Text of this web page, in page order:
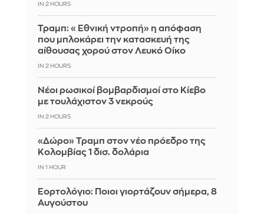
IN 2 HOURS
Τραμπ: «Εθνική ντροπή» η απόφαση
που μπλοκάρει την κατασκευή της
αίθουσας χορού στον Λευκό Οίκο
IN 2 HOURS
Νέοι ρωσικοί βομβαρδισμοί στο Κίεβο
με τουλάχιστον 3 νεκρούς
IN 2 HOURS
«Δώρο» Τραμπ στον νέο πρόεδρο της
Κολομβίας 1 δισ. δολάρια
IN 1 HOUR
Εορτολόγιο: Ποιοι γιορτάζουν σήμερα, 8
Αυγούστου